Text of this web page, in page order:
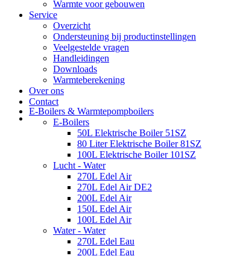
Warmte voor gebouwen
Service
Overzicht
Ondersteuning bij productinstellingen
Veelgestelde vragen
Handleidingen
Downloads
Warmteberekening
Over ons
Contact
E-Boilers & Warmtepompboilers
E-Boilers
50L Elektrische Boiler 51SZ
80 Liter Elektrische Boiler 81SZ
100L Elektrische Boiler 101SZ
Lucht - Water
270L Edel Air
270L Edel Air DE2
200L Edel Air
150L Edel Air
100L Edel Air
Water - Water
270L Edel Eau
200L Edel Eau